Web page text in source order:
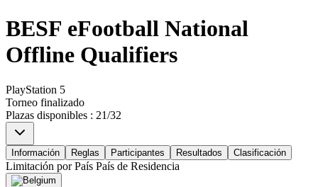
BESF eFootball National
Offline Qualifiers
PlayStation 5
Torneo finalizado
Plazas disponibles : 21/32
Información Reglas Participantes Resultados Clasificación
Limitación por País País de Residencia